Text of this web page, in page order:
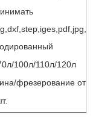
100л/110л/120л
фрезерование